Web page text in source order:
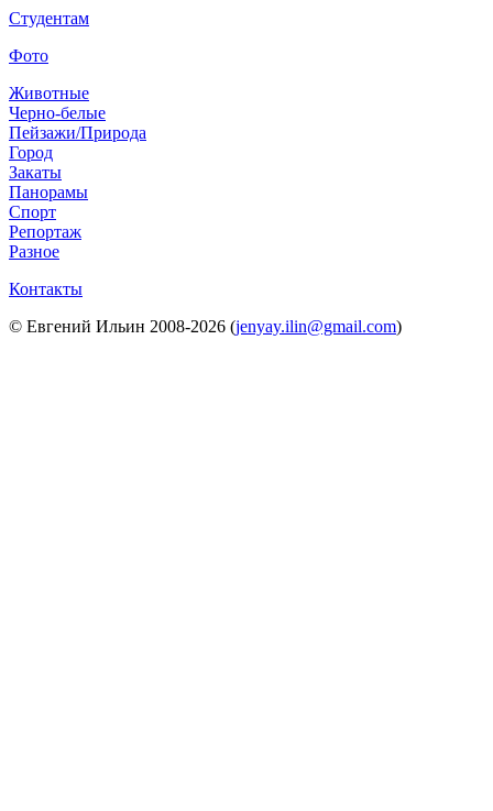
Студентам
Фото
Животные
Черно-белые
Пейзажи/Природа
Город
Закаты
Панорамы
Спорт
Репортаж
Разное
Контакты
© Евгений Ильин 2008-2026 (jenyay.ilin@gmail.com)